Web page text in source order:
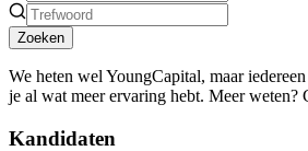
Zoeken
We heten wel YoungCapital, maar
je al wat meer ervaring hebt. Meer weten?
Kandidaten